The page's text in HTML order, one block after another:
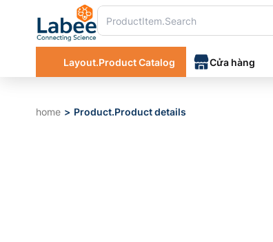
Layout.Product Catalog Cửa hàng
home Product.Product details